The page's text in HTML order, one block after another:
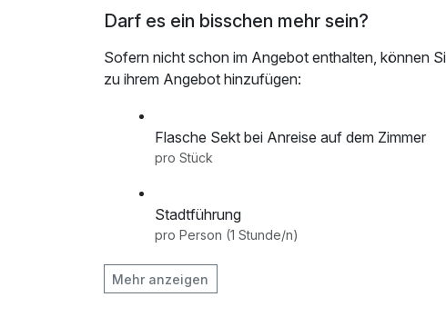
Darf es ein bisschen mehr sein?
Sofern nicht schon im Angebot enthalten, können
zu ihrem Angebot hinzufügen:
Flasche Sekt bei Anreise auf dem Zimmer
pro Stück
Stadtführung
pro Person (1 Stunde/n)
Strauß rote Rosen bei Anreise auf dem
Mehr anzeigen